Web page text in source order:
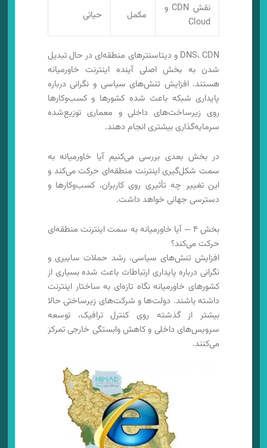
نقش CDN و
Cloud
مکمل حیاتی
DNS، CDN و دیتاسنترهای منطقه‌ای در حال تبدیل
شدن به بخش اصلی آینده اینترنت خاورمیانه
هستند. افزایش تنش‌های سیاسی و نگرانی درباره
پایداری شبکه باعث شده کشورها و کسب‌وکارها
روی زیرساخت‌های داخلی و معماری توزیع‌شده
سرمایه‌گذاری بیشتری انجام دهند.
در بخش بعدی بررسی می‌کنیم آیا خاورمیانه به
سمت شکل‌گیری اینترنت منطقه‌ای حرکت می‌کند و
این تغییر چه تأثیری روی کاربران، کسب‌وکارها و
دسترسی جهانی خواهد داشت.
بخش ۴ — آیا خاورمیانه به سمت اینترنت منطقه‌ای
حرکت می‌کند؟
افزایش تنش‌های سیاسی، رشد حملات سایبری و
نگرانی درباره پایداری ارتباطات باعث شده بسیاری از
کشورهای خاورمیانه نگاه تازه‌ای به ساختار اینترنت
داشته باشند. دولت‌ها و شرکت‌های زیرساختی حالا
بیشتر از گذشته روی کنترل ترافیک، توسعه
سرویس‌های داخلی و کاهش وابستگی خارجی تمرکز
می‌کنند.